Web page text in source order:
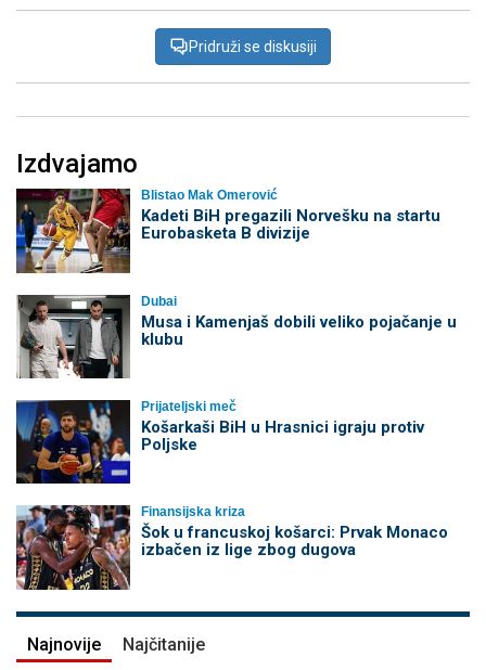
Pridruži se diskusiji
Izdvajamo
Blistao Mak Omerović
Kadeti BiH pregazili Norvešku na startu
Eurobasketa B divizije
Dubai
Musa i Kamenjaš dobili veliko pojačanje u
klubu
Prijateljski meč
Košarkaši BiH u Hrasnici igraju protiv
Poljske
Finansijska kriza
Šok u francuskoj košarci: Prvak Monaco
izbačen iz lige zbog dugova
Najnovije Najčitanije